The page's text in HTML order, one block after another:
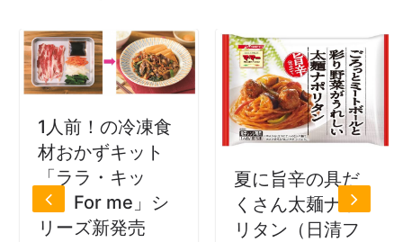
1人前！の冷凍食
材おかずキット
「ララ・キッ
ト For me」シ
リーズ新発売
夏に旨辛の具だ
くさん太麺ナポ
リタン（日清フ